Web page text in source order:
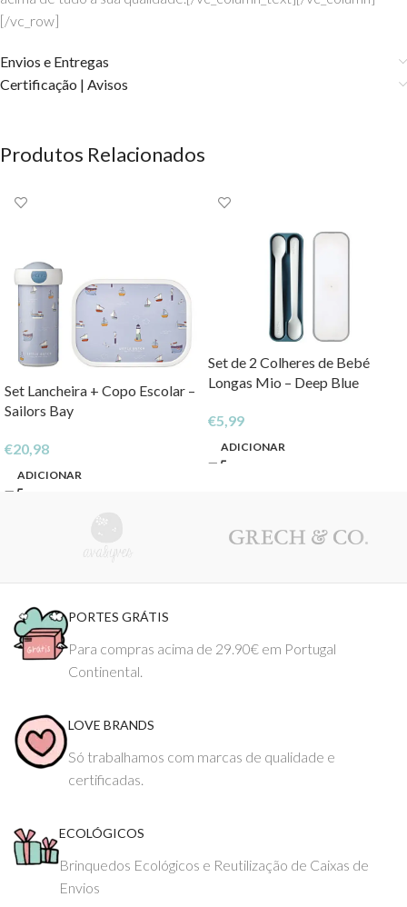
[/vc_row]
Envios e Entregas
Certificação | Avisos
Produtos Relacionados
Set Lancheira + Copo Escolar –
Sailors Bay
€20,98
ADICIONAR
Set de 2 Colheres de Bebé
Longas Mio – Deep Blue
€5,99
ADICIONAR
PORTES GRÁTIS
Para compras acima de 29.90€ em Portugal
Continental.
LOVE BRANDS
Só trabalhamos com marcas de qualidade e
certificadas.
ECOLÓGICOS
Brinquedos Ecológicos e Reutilização de Caixas de
Envios